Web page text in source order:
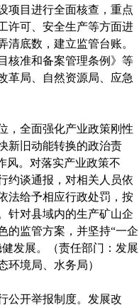
项目进行全面核查，重点
许可、安全生产等方面进
清底数，建立监管台账。
核准和备案管理条例》等
革局、自然资源局、应急
，全面强化产业政策刚性
新旧动能转换的政治责
风。对落实产业政策不
约谈通报，对相关人员依
法给予相应行政处罚，按
针对县域内的生产矿山企
的监管方案，并坚持“一企
发展。（责任部门：发展
环境局、水务局）
公开举报制度。发展改